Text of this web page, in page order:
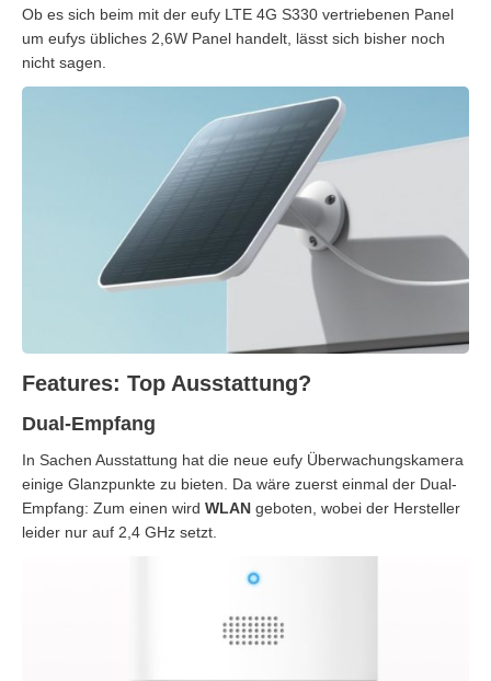
Ob es sich beim mit der eufy LTE 4G S330 vertriebenen Panel
um eufys übliches 2,6W Panel handelt, lässt sich bisher noch
nicht sagen.
Features: Top Ausstattung?
Dual-Empfang
In Sachen Ausstattung hat die neue eufy Überwachungskamera
einige Glanzpunkte zu bieten. Da wäre zuerst einmal der Dual-
Empfang: Zum einen wird WLAN geboten, wobei der Hersteller
leider nur auf 2,4 GHz setzt.